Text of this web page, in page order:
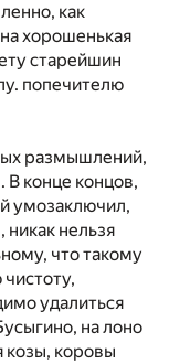
как
хорошенькая
старейшин
попечителю
размышлений,
В конце концов,
умозаключил,
никак нельзя
что такому
удалиться
на лоно
козы, коровы